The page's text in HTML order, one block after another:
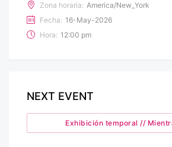
Zona horaria: America/New_York
Fecha: 16-May-2026
Hora: 12:00 pm
NEXT EVENT
Exhibición temporal //